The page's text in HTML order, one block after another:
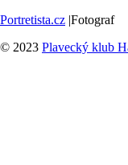
Portretista.cz |Fotograf
© 2023 Plavecký klub